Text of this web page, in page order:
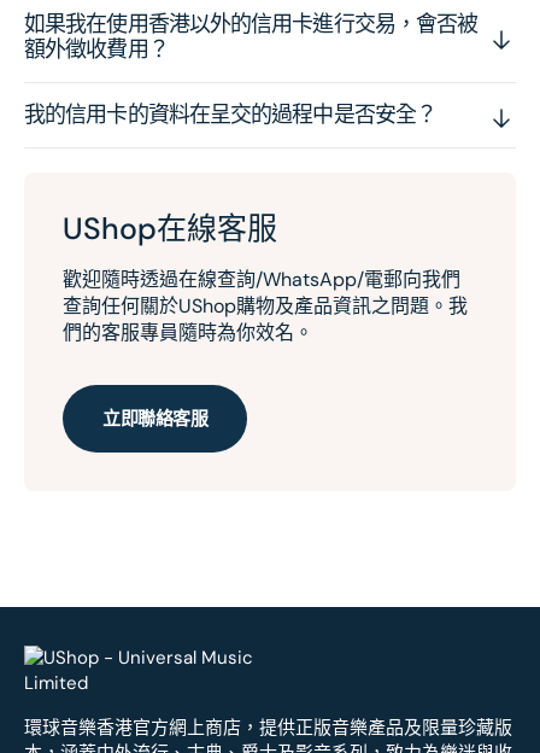
如果我在使用香港以外的信用卡進行交易，會否被
額外徵收費用？
我的信用卡的資料在呈交的過程中是否安全？
UShop在線客服
歡迎隨時透過在線查詢/WhatsApp/電郵向我們
查詢任何關於UShop購物及產品資訊之問題。我
們的客服專員隨時為你效名。
立即聯絡客服
環球音樂香港官方網上商店，提供正版音樂產品及限量珍藏版